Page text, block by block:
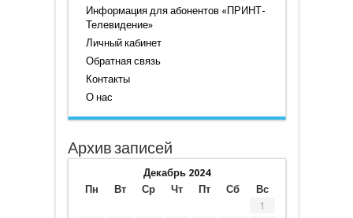
Информация для абонентов «ПРИНТ-
Телевидение»
Личный кабинет
Обратная связь
Контакты
О нас
Архив записей
Декабрь 2024
Пн
Вт Ср Чт Пт Сб
Вс
1